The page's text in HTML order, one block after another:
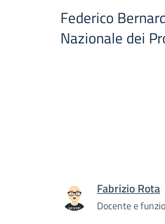
Federico
Nazionale dei
Fabrizio Rota
Docente e